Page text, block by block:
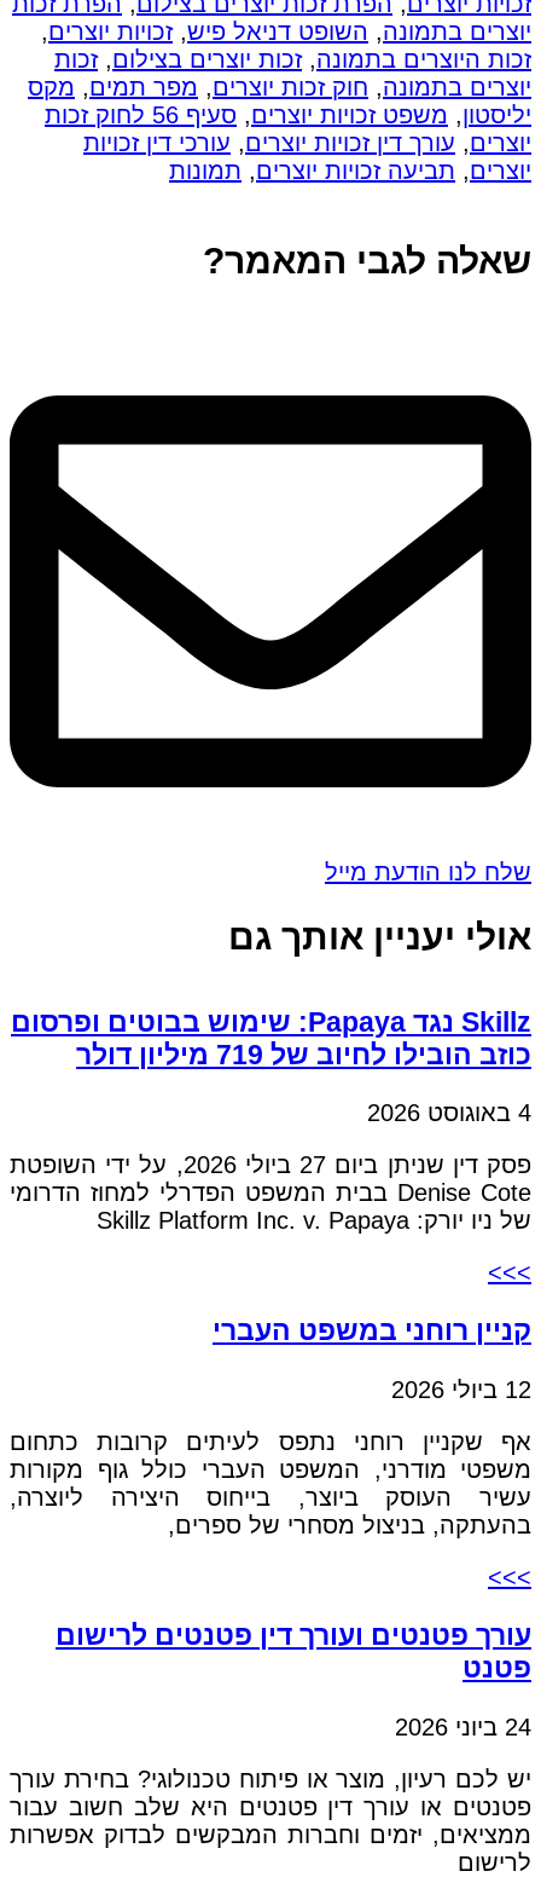
יוצרים בתמונה, השופט דניאל פיש,זכויות יוצרים,
זכות היוצרים בתמונה,זכות יוצרים בצילום,זכות
יוצרים בתמונה, חוק זכות יוצרים, מפר תמים, מקס
יליסטון, משפט זכויות יוצרים,
סעיף 56 לחוק זכות
יוצרים, עורך דין זכויות יוצרים, עורכי דין זכויות
יוצרים, תביעה זכויות יוצרים, תמונות
שאלה לגבי המאמר?
שלח לנו הודעת מייל
אולי יעניין אותך גם
Skillz נגד Papaya: שימוש בבוטים ופרסום
כוזב הובילו לחיוב של 719 מיליון דולר
4 באוגוסט 2026
פסק דין שניתן ביום 27 ביולי 2026, על ידי השופטת
Denise Cote בבית המשפט הפדרלי למחוז הדרומי
של ניו יורק: Skillz Platform Inc. v. Papaya
>>>
קניין רוחני במשפט העברי
12 ביולי 2026
אף שקניין רוחני נתפס לעיתים קרובות כתחום
משפטי מודרני, המשפט העברי כולל גוף מקורות
עשיר העוסק ביוצר, בייחוס היצירה ליוצרה,
בהעתקה, בניצול מסחרי של ספרים,
>>>
עורך פטנטים ועורך דין פטנטים לרישום
פטנט
24 ביוני 2026
יש לכם רעיון, מוצר או פיתוח טכנולוגי? בחירת עורך
פטנטים או עורך דין פטנטים היא שלב חשוב עבור
ממציאים, יזמים וחברות המבקשים לבדוק אפשרות
לרישום